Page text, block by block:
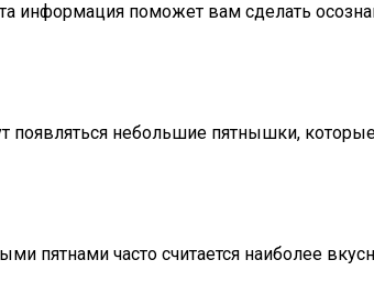
информация поможет вам сделать
небольшие пятнышки,
пятнами часто считается наиболее